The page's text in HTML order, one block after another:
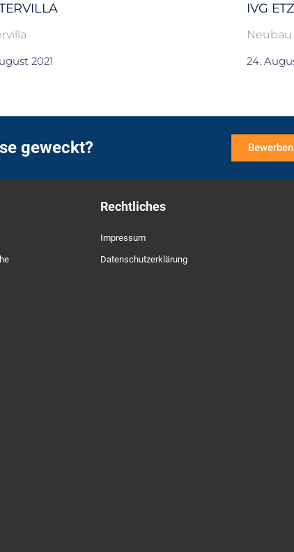
2021
IVG
Neubau
24.
geweckt?
Rechtliches
Impressum
Datenschutzerklärung